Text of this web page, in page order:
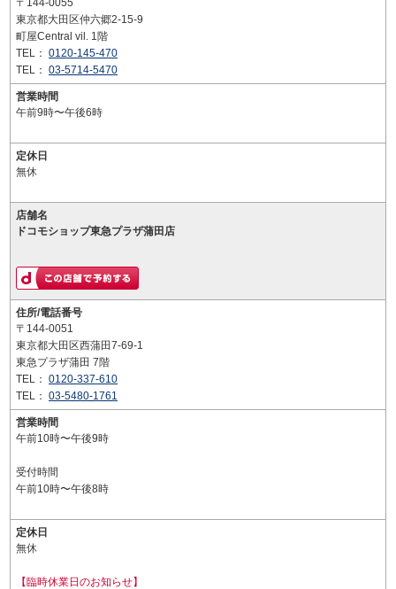
〒144-0055
東京都大田区仲六郷2-15-9
町屋Central vil. 1階
TEL： 0120-145-470
TEL： 03-5714-5470
営業時間
午前9時〜午後6時
定休日
無休
店舗名
ドコモショップ東急プラザ蒲田店
住所/電話番号
〒144-0051
東京都大田区西蒲田7-69-1
東急プラザ蒲田 7階
TEL： 0120-337-610
TEL： 03-5480-1761
営業時間
午前10時〜午後9時
受付時間
午前10時〜午後8時
定休日
無休
【臨時休業日のお知らせ】